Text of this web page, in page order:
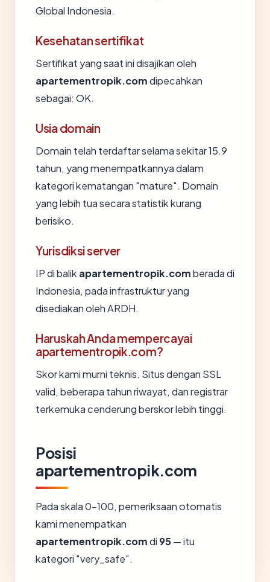
Global Indonesia.
Kesehatan sertifikat
Sertifikat yang saat ini disajikan oleh
apartementropik.comdipecahkan
sebagai: OK.
Usia domain
Domain telah terdaftar selama sekitar 15.9
tahun, yang menempatkannya dalam
kategori kematangan "mature". Domain
yang lebih tua secara statistik kurang
berisiko.
Yurisdiksi server
IP di balik apartementropik.comberada di
Indonesia, pada infrastruktur yang
disediakan oleh ARDH.
Haruskah Anda mempercayai
apartementropik.com?
Skor kami murni teknis. Situs dengan SSL
valid, beberapa tahun riwayat, dan registrar
terkemuka cenderung berskor lebih tinggi.
Posisi
apartementropik.com
Pada skala 0-100, pemeriksaan otomatis
kami menempatkan
apartementropik.comdi 95— itu
kategori "very_safe".